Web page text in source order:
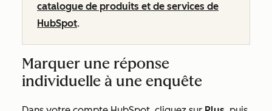
catalogue de produits et de services de
HubSpot.
Marquer une réponse
individuelle à une enquête